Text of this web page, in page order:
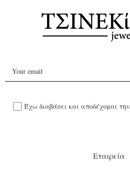
Έχω διαβάσει και αποδέχομαι την
Εταιρεία